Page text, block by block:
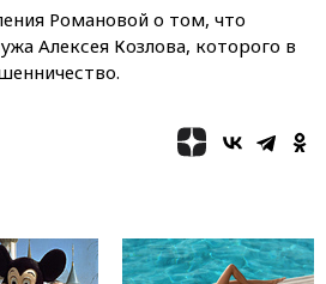
день
16:00Создатели пирамиды
АФК «Наследие» получили от
Верховный суд 10
августа рассмотрит иск о
складе с красками в Брянске
Романовой о том, что
Алексея Козлова, которого в